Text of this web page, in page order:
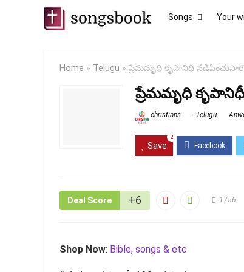
Songs Your
Home » Telugu » ప్రేమమృధి కృపానిధీ
ప్రేమమృధి
christians Telugu
Save
2
Deal Score +6 1756
Shop Now: Bible, songs & etc